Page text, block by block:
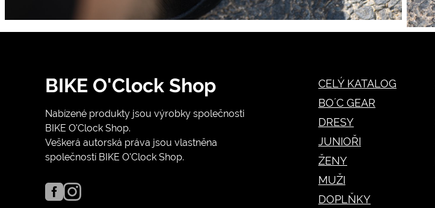
BIKE O'Clock Shop
Nabízené produkty jsou výrobky společnosti
BIKE O'Clock Shop.
Veškerá autorská práva jsou vlastněna
společností BIKE O'Clock Shop.
CELÝ KATALOG
BO´C GEAR
DRESY
JUNIOŘI
ŽENY
MUŽI
DOPLŇKY